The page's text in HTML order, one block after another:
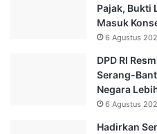
Pajak, Bukti
Masuk
6 Agustus
DPD RI
Serang-
Negara
6 Agustus
Hadirkan